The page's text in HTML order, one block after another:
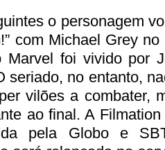
o personagem
com Michael Grey
Marvel foi vivido por
seriado, no entanto,
vilões a combater,
ao final. A
pela Globo e